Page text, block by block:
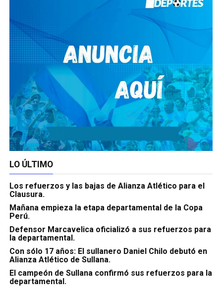
LO ÚLTIMO
Los refuerzos y las bajas de Alianza Atlético para el
Clausura.
Mañana empieza la etapa departamental de la Copa
Perú.
Defensor Marcavelica oficializó a sus refuerzos para
la departamental.
Con sólo 17 años: El sullanero Daniel Chilo debutó en
Alianza Atlético de Sullana.
El campeón de Sullana confirmó sus refuerzos para la
departamental.